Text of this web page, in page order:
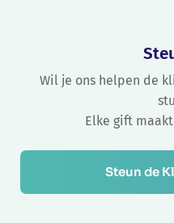
Wil je ons helpen de
Elke gift
Steun de